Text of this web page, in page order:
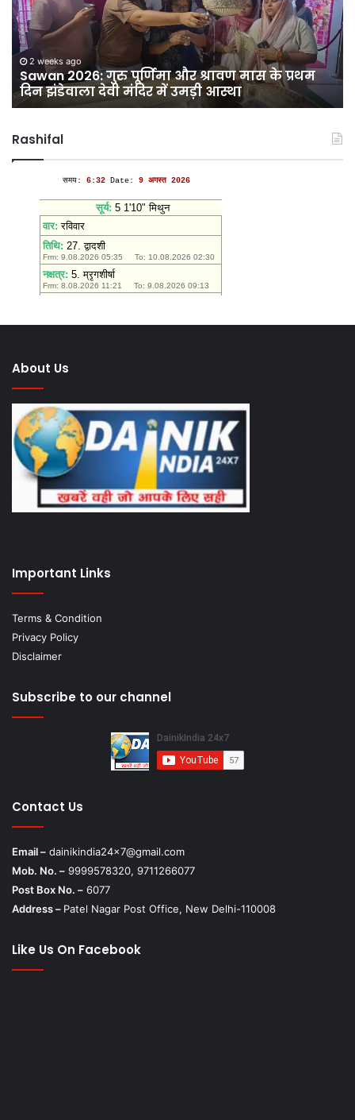
श्रावण मास के प्रथम
आस्था
दुकान
तिरंगा:
12
अगस्त
को
सदर
बाजार
भव्य
तिरंगा
2 weeks ago
हर घर तिरंगा, हर दुकान तिरंगा:
बाजार में निकलेगी भव्य तिरंगा
Rashifal
About Us
Important Links
Terms & Condition
Privacy Policy
Disclaimer
Subscribe to our channel
Contact Us
Email – dainikindia24x7@gmail.com
Mob. No. – 9999578320, 9711266077
Post Box No. – 6077
Address – Patel Nagar Post Office, New Delhi-110008
Like Us On Facebook